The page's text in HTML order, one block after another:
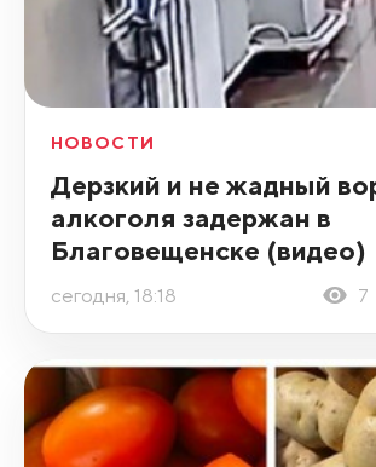
НОВОСТИ
Дерзкий и не жадный
алкоголя задержан в
Благовещенске (видео)
сегодня, 18:18 7